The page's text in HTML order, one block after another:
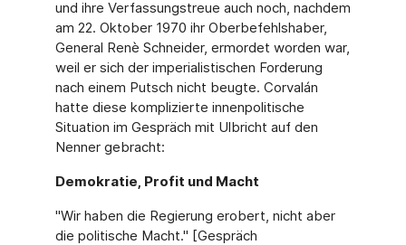
und ihre Verfassungstreue auch noch, nachdem
am 22. Oktober 1970 ihr Oberbefehlshaber,
General Renè Schneider, ermordet worden war,
weil er sich der imperialistischen Forderung
nach einem Putsch nicht beugte. Corvalán
hatte diese komplizierte innenpolitische
Situation im Gespräch mit Ulbricht auf den
Nenner gebracht:
Demokratie, Profit und Macht
"Wir haben die Regierung erobert, nicht aber
die politische Macht." [Gespräch